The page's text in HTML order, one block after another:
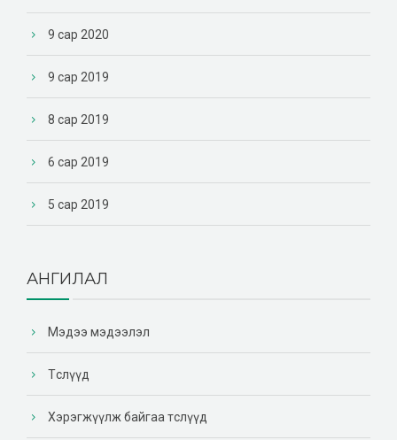
9 сар 2020
9 сар 2019
8 сар 2019
6 сар 2019
5 сар 2019
АНГИЛАЛ
Мэдээ мэдээлэл
Төслүүд
Хэрэгжүүлж байгаа төслүүд